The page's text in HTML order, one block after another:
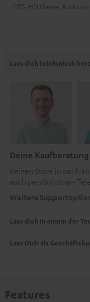
DTS-HD Master Audio
Lass dich telefonisch
Deine Kaufberatung
Keinen Store in der
auch persönlich am
Weitere
Lass dich in einem der
Lass Dich als
Features